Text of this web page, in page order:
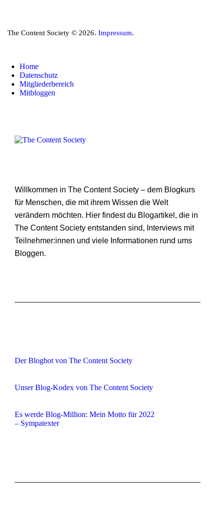
The Content Society © 2026. Impressum.
Home
Datenschutz
Mitgliederbereich
Mitbloggen
Willkommen in The Content Society – dem Blogkurs
für Menschen, die mit ihrem Wissen die Welt
verändern möchten. Hier findest du Blogartikel, die in
The Content Society entstanden sind, Interviews mit
Teilnehmer:innen und viele Informationen rund ums
Bloggen.
Der Blogbot von The Content Society
Unser Blog-Kodex von The Content Society
Es werde Blog-Million: Mein Motto für 2022
– Sympatexter